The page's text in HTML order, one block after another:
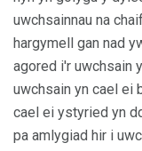
uwchsainnau na
hargymell gan nad
agored i'r uwchsain
uwchsain yn cael ei
cael ei ystyried yn
pa amlygiad hir i